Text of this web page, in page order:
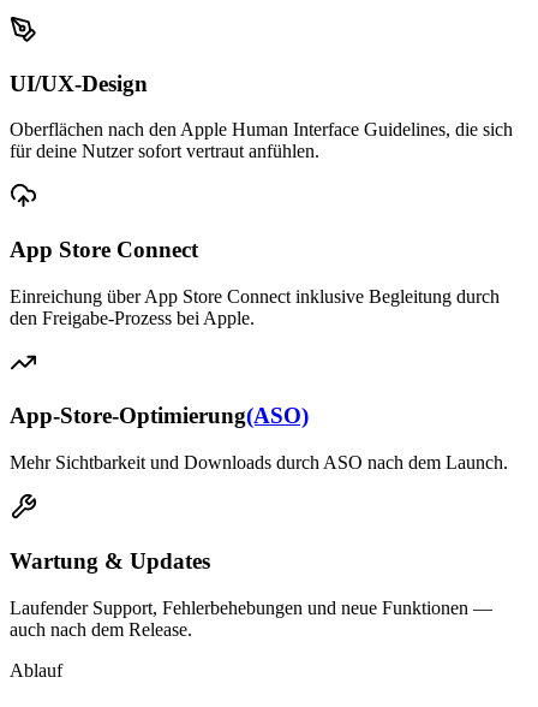
UI/UX-Design
Oberflächen nach den Apple Human Interface Guidelines, die sich
für deine Nutzer sofort vertraut anfühlen.
App Store Connect
Einreichung über App Store Connect inklusive Begleitung durch
den Freigabe-Prozess bei Apple.
App-Store-Optimierung(ASO)
Mehr Sichtbarkeit und Downloads durch ASO nach dem Launch.
Wartung & Updates
Laufender Support, Fehlerbehebungen und neue Funktionen —
auch nach dem Release.
Ablauf